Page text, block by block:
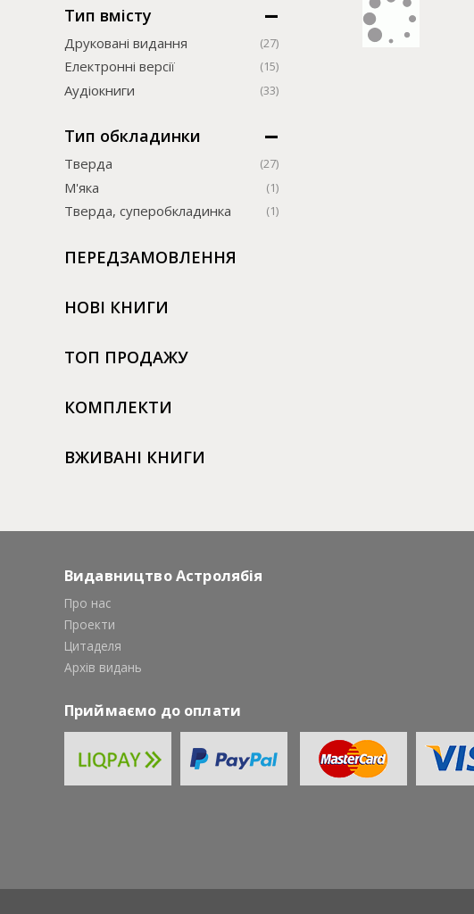
Тип вмісту
Друковані видання (27)
Електронні версії (15)
Аудіокниги (33)
Тип обкладинки
Тверда (27)
М'яка (1)
Тверда, суперобкладинка (1)
ПЕРЕДЗАМОВЛЕННЯ
НОВІ КНИГИ
ТОП ПРОДАЖУ
КОМПЛЕКТИ
ВЖИВАНІ КНИГИ
Видавництво Астролябія
Про нас
Проекти
Цитаделя
Архів видань
Приймаємо до оплати